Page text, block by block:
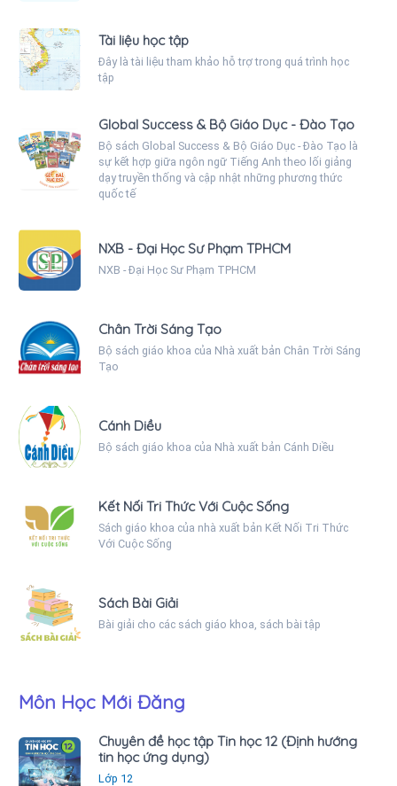
Tài liệu học tập
Đây là tài liệu tham khảo hỗ trợ trong quá trình học
tập
Global Success & Bộ Giáo Dục - Đào Tạo
Bộ sách Global Success & Bộ Giáo Dục - Đào Tạo là
sự kết hợp giữa ngôn ngữ Tiếng Anh theo lối giảng
dạy truyền thống và cập nhật những phương thức
quốc tế
NXB - Đại Học Sư Phạm TPHCM
NXB - Đại Học Sư Phạm TPHCM
Chân Trời Sáng Tạo
Bộ sách giáo khoa của Nhà xuất bản Chân Trời Sáng
Tạo
Cánh Diều
Bộ sách giáo khoa của Nhà xuất bản Cánh Diều
Kết Nối Tri Thức Với Cuộc Sống
Sách giáo khoa của nhà xuất bản Kết Nối Tri Thức
Với Cuộc Sống
Sách Bài Giải
Bài giải cho các sách giáo khoa, sách bài tập
Môn Học Mới Đăng
Chuyên đề học tập Tin học 12 (Định hướng
tin học ứng dụng)
Lớp 12